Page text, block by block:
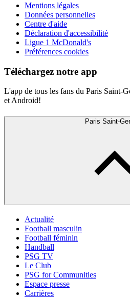
Mentions légales
Données personnelles
Centre d'aide
Déclaration d'accessibilité
Ligue 1 McDonald's
Préférences cookies
Téléchargez notre app
L'app de tous les fans du Paris Saint-
et Android!
Paris Saint-
Actualité
Football masculin
Football féminin
Handball
PSG TV
Le Club
PSG for Communities
Espace presse
Carrières